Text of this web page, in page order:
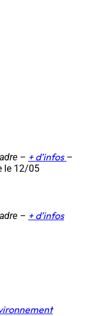
– + d’infos –
le 12/05
– + d’infos